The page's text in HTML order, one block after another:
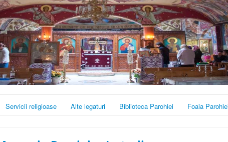
Servicii religioase Alte legaturi Biblioteca Parohiei Foaia